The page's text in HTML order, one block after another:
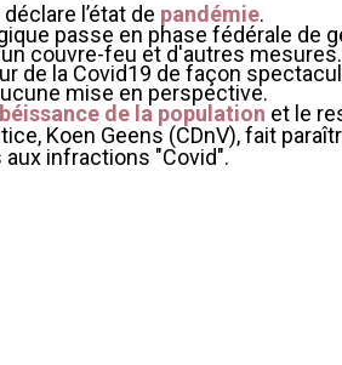
déclare l’état de pandémie.
passe en phase fédérale de
couvre-feu et d'autres
de la Covid19 de façon
mise en perspective.
de la population et le
Koen Geens (CDnV), fait
infractions "Covid".